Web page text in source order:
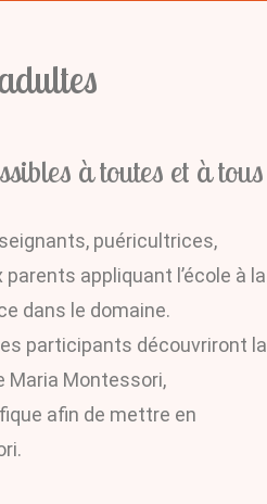
à toutes et à tous
puéricultrices,
appliquant l’école à la
dans le domaine.
participants découvriront la
Maria Montessori,
afin de mettre en